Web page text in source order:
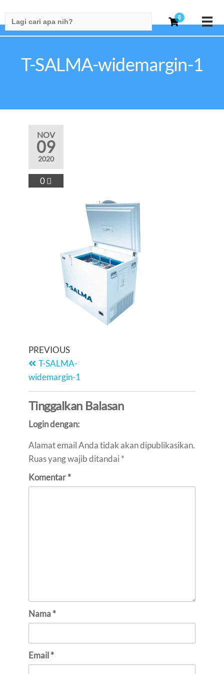
for:
0
T-SALMA-widemargin-1
NOV
09
2020
0
PREVIOUS
T-SALMA-
widemargin-1
Tinggalkan Balasan
Login dengan:
Alamat email Anda tidak akan dipublikasikan.
Ruas yang wajib ditandai *
Komentar*
Nama*
Email*